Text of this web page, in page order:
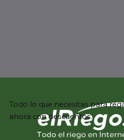
Todo lo que necesitas para
ahora con descuentos.